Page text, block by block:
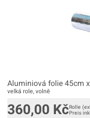
Aluminiová folie 45cm
velká role, volně
360,00 KčRolle
Preis